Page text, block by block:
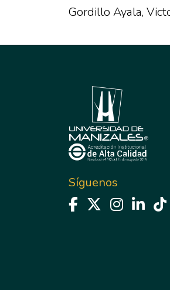
Gordillo Ayala,
Síguenos